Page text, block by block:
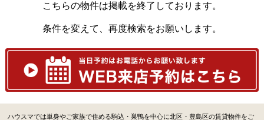
こちらの物件は掲載を終了しております。
条件を変えて、再度検索をお願いします。
ハウスマでは単身やご家族で住める駒込・巣鴨を中心に北区・豊島区の賃貸物件をご